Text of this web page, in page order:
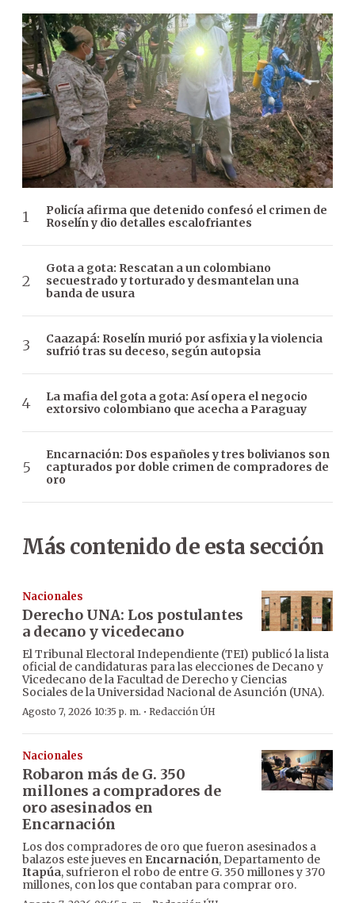
Policía afirma que detenido confesó el crimen de
Roselín y dio detalles escalofriantes
Gota a gota: Rescatan a un colombiano
secuestrado y torturado y desmantelan una
banda de usura
Caazapá: Roselín murió por asfixia y la violencia
sufrió tras su deceso, según autopsia
La mafia del gota a gota: Así opera el negocio
extorsivo colombiano que acecha a Paraguay
Encarnación: Dos españoles y tres bolivianos son
capturados por doble crimen de compradores de
oro
Más contenido de esta sección
Nacionales
Derecho UNA: Los postulantes
a decano y vicedecano
El Tribunal Electoral Independiente (TEI) publicó la lista
oficial de candidaturas para las elecciones de Decano y
Vicedecano de la Facultad de Derecho y Ciencias
Sociales de la Universidad Nacional de Asunción (UNA).
Agosto 7, 2026 10:35 p. m. · Redacción ÚH
Nacionales
Robaron más de G. 350
millones a compradores de
oro asesinados en
Encarnación
Los dos compradores de oro que fueron asesinados a
balazos este jueves en Encarnación, Departamento de
Itapúa, sufrieron el robo de entre G. 350 millones y 370
millones, con los que contaban para comprar oro.